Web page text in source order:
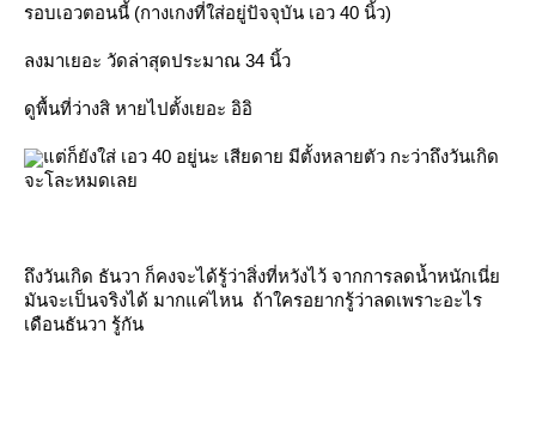
รอบเอวตอนนี้ (กางเกงที่ใส่อยู่ปัจจุบัน เอว 40 นิ้ว)
ลงมาเยอะ วัดล่าสุดประมาณ 34 นิ้ว
ดูพื้นที่ว่างสิ หายไปตั้งเยอะ อิอิ
แต่ก็ยังใส่ เอว 40 อยู่นะ เสียดาย มีตั้งหลายตัว กะว่าถึงวันเกิด
จะโละหมดเลย
ถึงวันเกิด ธันวา ก็คงจะได้รู้ว่าสิ่งที่หวังไว้ จากการลดน้ำหนักเนี่ย
มันจะเป็นจริงได้ มากแค่ไหน ถ้าใครอยากรู้ว่าลดเพราะอะไร
เดือนธันวา รู้กัน